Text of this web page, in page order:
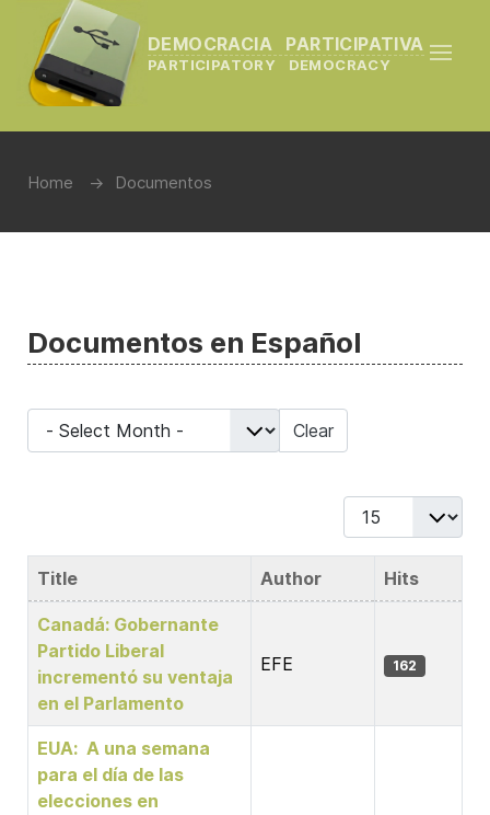
DEMOCRACIA PARTICIPATIVA
PARTICIPATORY DEMOCRACY
Home Documentos
Documentos en Español
- Select Month - Clear
Display #
Articles
Title Author Hits
Canadá: Gobernante
Partido Liberal
incrementó su ventaja
en el Parlamento
EFE 162
EUA: A una semana
para el día de las
elecciones en